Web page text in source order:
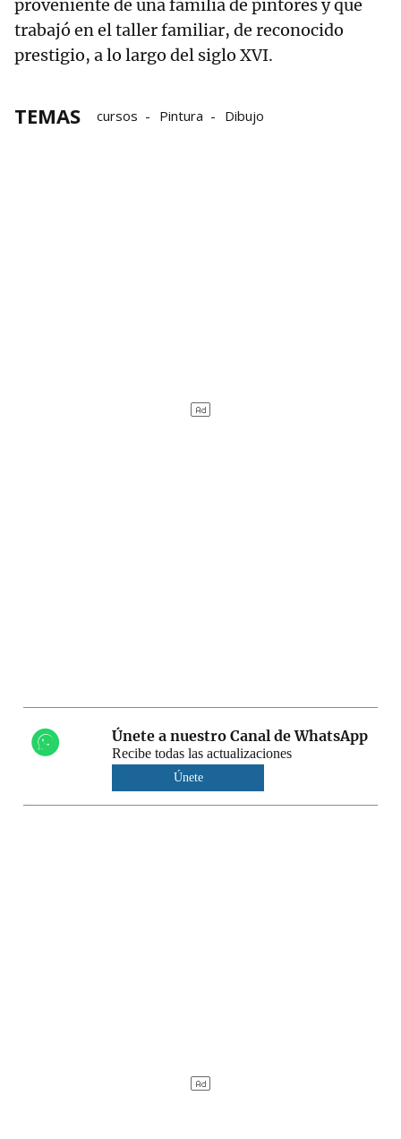
proveniente de una familia de pintores y que
trabajó en el taller familiar, de reconocido
prestigio, a lo largo del siglo XVI.
TEMAS cursos Pintura Dibujo
Únete a nuestro Canal de WhatsApp
Recibe todas las actualizaciones
Únete